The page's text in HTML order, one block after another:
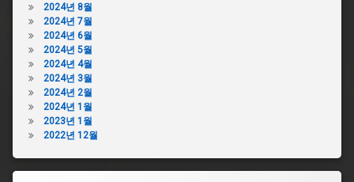
2024년 8월
2024년 7월
2024년 6월
2024년 5월
2024년 4월
2024년 3월
2024년 2월
2024년 1월
2023년 1월
2022년 12월